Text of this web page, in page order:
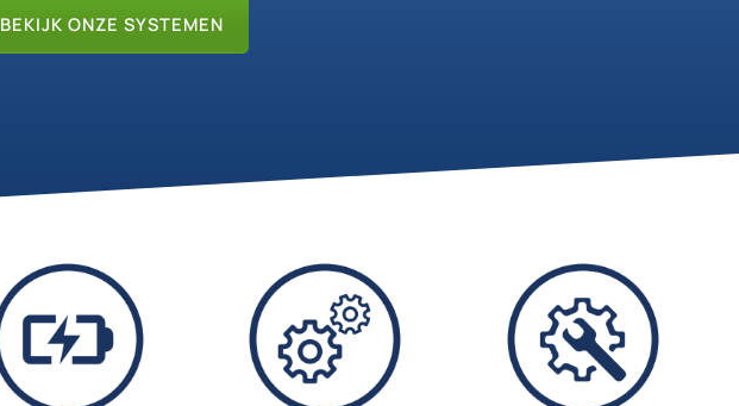
BEKIJK ONZE SYSTEMEN